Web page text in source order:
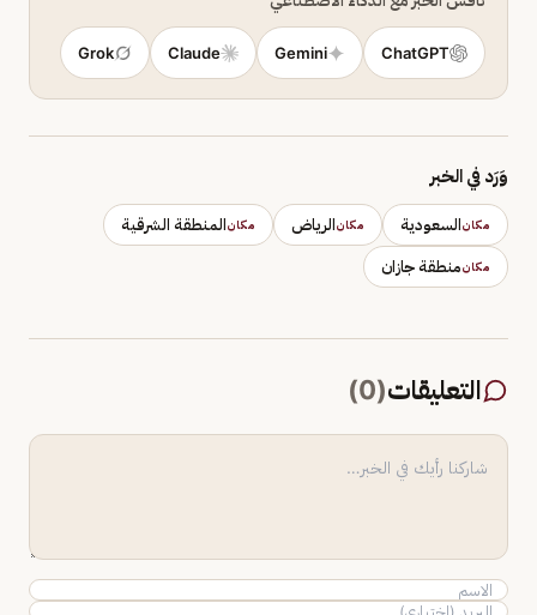
ChatGPT
Gemini
Claude
Grok
وَرَد في الخبر
مكانالسعودية مكانالرياض مكانالمنطقة الشرقية
مكانمنطقة جازان
التعليقات(
0
)